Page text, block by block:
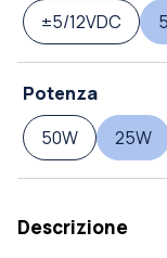
±5/12VDC
Potenza
50W
25W
Descrizione